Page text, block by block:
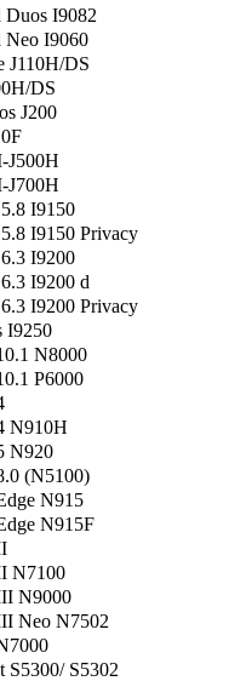
Duos I9082
Neo I9060
J110H/DS
DS
J200
J500H
J700H
I9150
I9150 Privacy
I9200
I9200 d
I9200 Privacy
I9250
N8000
P6000
N910H
N920
(N5100)
N915
N915F
N7100
N9000
Neo N7502
S5300/ S5302